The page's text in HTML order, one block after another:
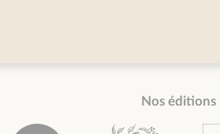
Nos éditions